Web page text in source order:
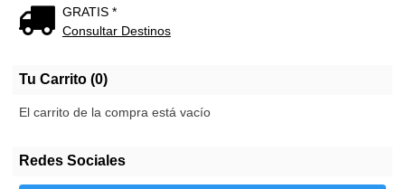
GRATIS *
Consultar Destinos
Tu Carrito (0)
El carrito de la compra está vacío
Redes Sociales